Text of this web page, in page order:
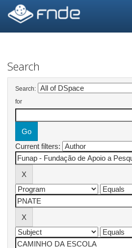
navigation
Search
Search:
for
Current filters: